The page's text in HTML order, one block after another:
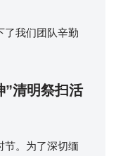
了我们团队辛勤
”清明祭扫活
节。为了深切缅